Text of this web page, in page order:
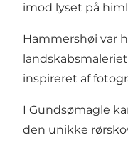
imod lyset på
Hammershøi var
inspireret af
I Gundsømagle
den unikke